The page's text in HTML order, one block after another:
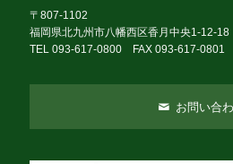
〒807-1102
福岡県北九州市八幡西区香月中央1-12-18
TEL 093-617-0800 FAX 093-617-0801
お問い合